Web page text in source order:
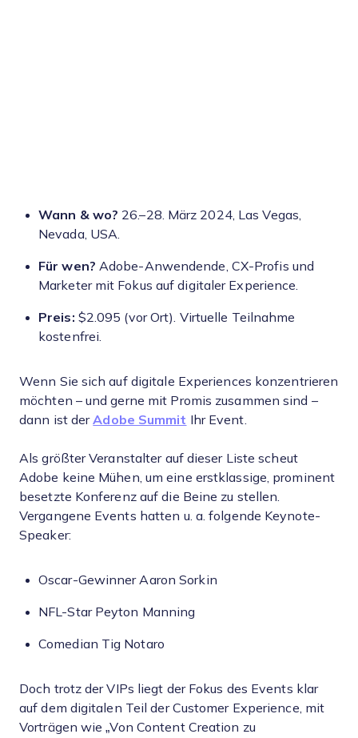
Wann & wo? 26.–28. März 2024, Las Vegas,
Nevada, USA.
Für wen? Adobe-Anwendende, CX-Profis und
Marketer mit Fokus auf digitaler Experience.
Preis: $2.095 (vor Ort). Virtuelle Teilnahme
kostenfrei.
Wenn Sie sich auf digitale Experiences konzentrieren
möchten – und gerne mit Promis zusammen sind –
dann ist derAdobe Summit Ihr Event.
Als größter Veranstalter auf dieser Liste scheut
Adobe keine Mühen, um eine erstklassige, prominent
besetzte Konferenz auf die Beine zu stellen.
Vergangene Events hatten u. a. folgende Keynote-
Speaker:
Oscar-Gewinner Aaron Sorkin
NFL-Star Peyton Manning
Comedian Tig Notaro
Doch trotz der VIPs liegt der Fokus des Events klar
auf dem digitalen Teil der Customer Experience, mit
Vorträgen wie „Von Content Creation zu